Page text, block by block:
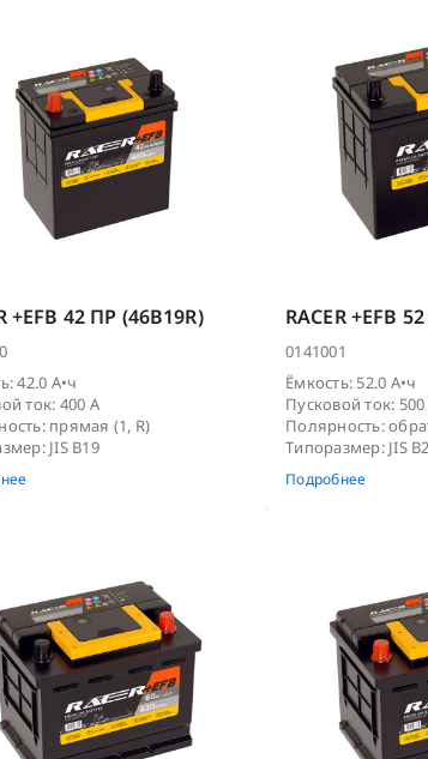
+EFB 42 ПР (46B19R)
42.0 А•ч
ток: 400 А
прямая (1, R)
JIS B19
RACER +EFB
0141001
Ёмкость: 52.0 А•ч
Пусковой ток:
Полярность:
Типоразмер: JIS
Подробнее